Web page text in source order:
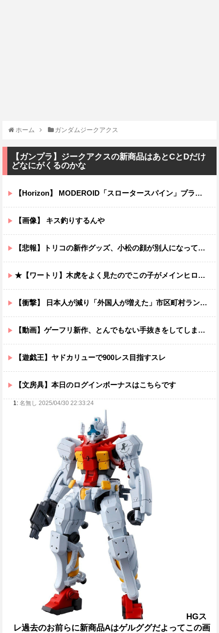
ホーム ガンダムジークアクス
【ガンプラ】ジークアクスの新商品はあとCとDだけ
どなにがくるのかな
【Horizon】 MODEROID「スロータースパイン」プラモデル【本日発売】
【画像】 キス釣りするんや
【悲報】トリコの新作グッズ、小松の顔が別人になってしまうｗｗｗｗ
★【ワートリ】木虎をよく見たのでこの子がメインヒロインだと思ってたら、はじめて読んだとき違って驚いた
【衝撃】 日本人が減り「外国人が増えた」市区町村ランキング…TOP5がこちらｗｗｗｗｗｗ
【動画】ゲーフリ新作、とんでもない手抜きをしてしまうwwwww
【遊戯王】ヤドカリューで900レス目指すスレ
【文房具】本日のログインボーナスはこちらです
1: 名無し 2025/04/30 22:33:24
HGス
レ過去のお前らに新商品Aはゲルググだよってこの画